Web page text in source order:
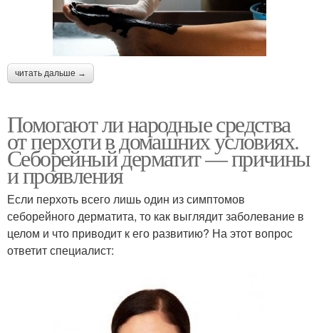
читать дальше →
Помогают ли народные средства
от перхоти в домашних условиях.
Себорейный дерматит — причины
и проявления
Если перхоть всего лишь один из симптомов
себорейного дерматита, то как выглядит заболевание в
целом и что приводит к его развитию? На этот вопрос
ответит специалист: